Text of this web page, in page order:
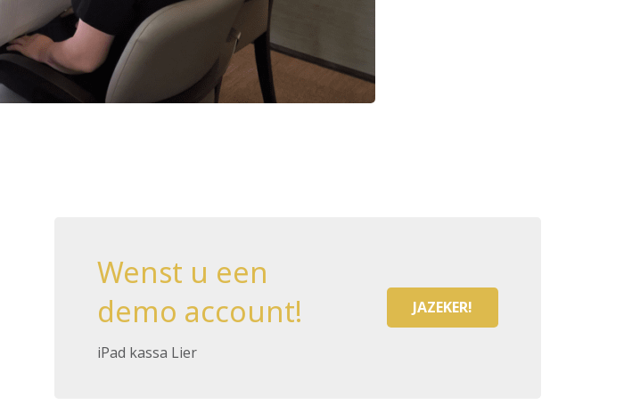
Wenst u een
demo account!
iPad kassa Lier
JAZEKER!